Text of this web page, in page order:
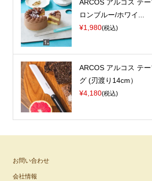
ARCOS アルコス テ
ロンブルー/ホワイ...
¥1,980(税込)
ARCOS アルコス テ
グ (刃渡り14cm）
¥4,180(税込)
お問い合わせ
会社情報